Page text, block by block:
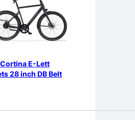
E-Lett
28 inch DB Belt